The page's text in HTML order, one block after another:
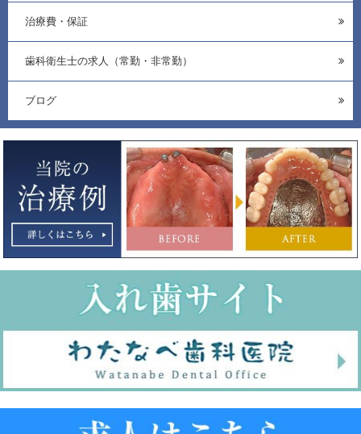
治療費・保証
歯科衛生士の求人（常勤・非常勤）
ブログ